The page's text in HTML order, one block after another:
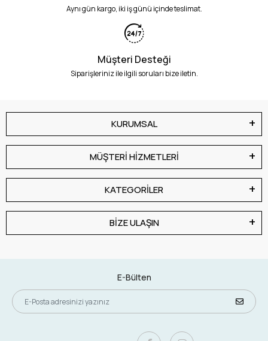
Aynı gün kargo, iki iş günü içinde teslimat.
Müşteri Desteği
Siparişleriniz ile ilgili soruları bize iletin.
KURUMSAL
MÜŞTERİ HİZMETLERİ
KATEGORİLER
BİZE ULAŞIN
E-Bülten